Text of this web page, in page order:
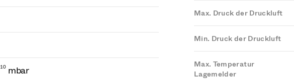
10mbar
Max. Druck der Druckluft
Min. Druck der Druckluft
Max. Temperatur
Lagemelder